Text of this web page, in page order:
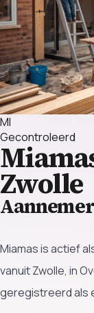
MI
Gecontroleerd
Zwolle
Miamas is actief
vanuit Zwolle, in
geregistreerd als